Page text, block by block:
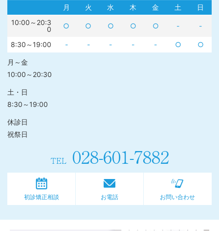
月 火 水 木 金 土
日
10:00～20:3
0
○ ○ ○ ○ ○ - -
8:30～19:00 - - - - - ○ ○
月～金
10:00～20:30
土・日
8:30～19:00
休診日
祝祭日
TEL028-601-7882
初診矯正相談 お電話 お問い合わせ